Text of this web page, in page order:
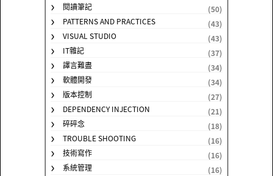
閱讀筆記
(50)
PATTERNS AND PRACTICES
(43)
VISUAL STUDIO
(43)
IT雜記
(37)
譯言難盡
(34)
軟體開發
(34)
版本控制
(27)
DEPENDENCY INJECTION
(21)
碎碎念
(18)
TROUBLE SHOOTING
(16)
技術寫作
(16)
系統管理
(16)